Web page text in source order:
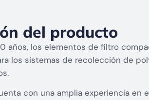
del producto
años, los elementos de filtro
los sistemas de recolección de
con una amplia experiencia en